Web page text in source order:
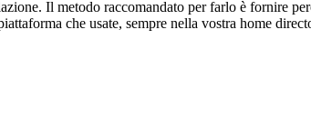
Il metodo raccomandato per farlo è fornire
che usate, sempre nella vostra home